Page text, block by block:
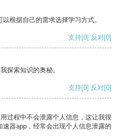
根据自己的需求选择学习方式。
支持[0] 反对[0]
探索知识的奥秘。
支持[0] 反对[0]
过程中不会泄露个人信息，这让我很
器app，经常会出现个人信息泄露的